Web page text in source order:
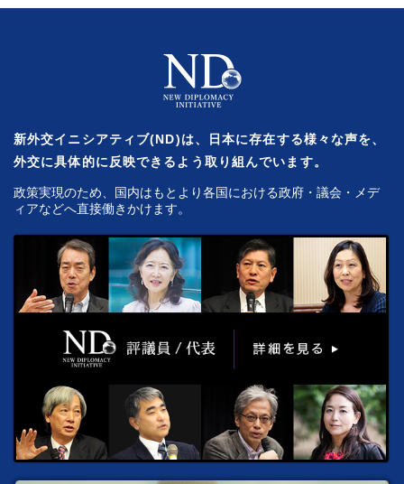
新外交イニシアティブ(ND)は、日本に存在する様々な声を、
外交に具体的に反映できるよう取り組んでいます。
政策実現のため、国内はもとより各国における政府・議会・メデ
ィアなどへ直接働きかけます。